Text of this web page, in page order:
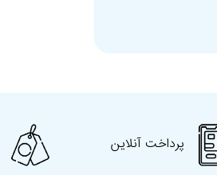
شکل
کاربردها
پرداخت آنلاین